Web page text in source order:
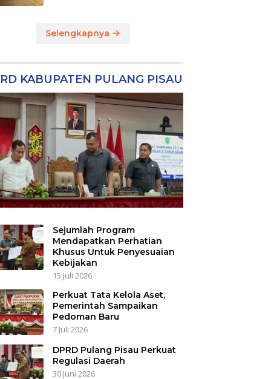
Selengkapnya
KABUPATEN PULANG PISAU
Sejumlah Program
Mendapatkan Perhatian
Khusus Untuk Penyesuaian
Kebijakan
15 Juli 2026
Perkuat Tata Kelola Aset,
Pemerintah Sampaikan
Pedoman Baru
7 Juli 2026
DPRD Pulang Pisau Perkuat
Regulasi Daerah
30 Juni 2026